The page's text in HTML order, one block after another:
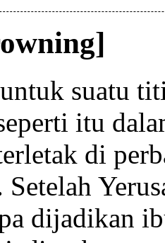
suatu
itu
di
Setelah
dijadikan